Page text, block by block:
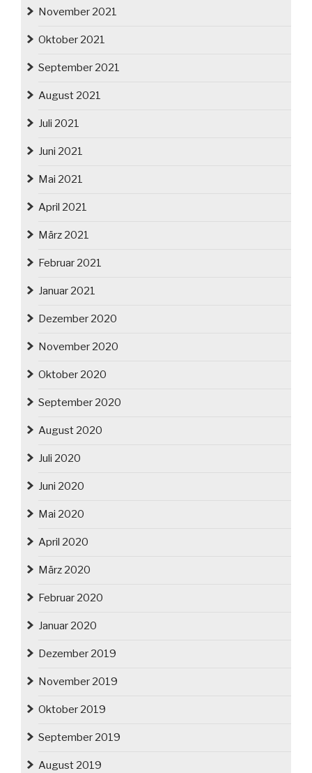
November 2021
Oktober 2021
September 2021
August 2021
Juli 2021
Juni 2021
Mai 2021
April 2021
März 2021
Februar 2021
Januar 2021
Dezember 2020
November 2020
Oktober 2020
September 2020
August 2020
Juli 2020
Juni 2020
Mai 2020
April 2020
März 2020
Februar 2020
Januar 2020
Dezember 2019
November 2019
Oktober 2019
September 2019
August 2019